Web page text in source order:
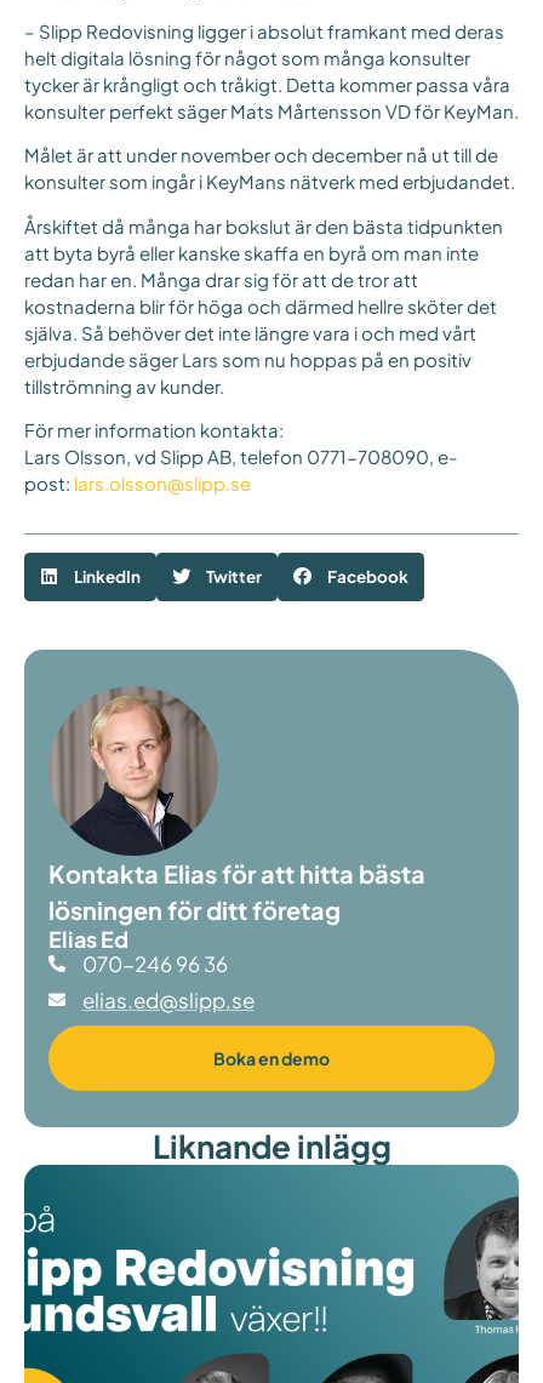
– Slipp Redovisning ligger i absolut framkant med deras
helt digitala lösning för något som många konsulter
tycker är krångligt och tråkigt. Detta kommer passa våra
konsulter perfekt säger Mats Mårtensson VD för KeyMan.
Målet är att under november och december nå ut till de
konsulter som ingår i KeyMans nätverk med erbjudandet.
Årskiftet då många har bokslut är den bästa tidpunkten
att byta byrå eller kanske skaffa en byrå om man inte
redan har en. Många drar sig för att de tror att
kostnaderna blir för höga och därmed hellre sköter det
själva. Så behöver det inte längre vara i och med vårt
erbjudande säger Lars som nu hoppas på en positiv
tillströmning av kunder.
För mer information kontakta:
Lars Olsson, vd Slipp AB, telefon 0771-708090, e-
post: lars.olsson@slipp.se
LinkedIn Twitter Facebook
Kontakta Elias för att hitta bästa
lösningen för ditt företag
Elias Ed
070-246 96 36
elias.ed@slipp.se
Boka en demo
Liknande inlägg